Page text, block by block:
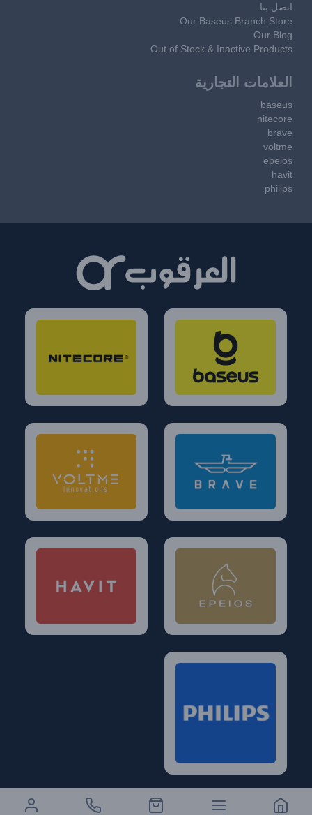
اتصل بنا
Our Baseus Branch Store
Our Blog
Out of Stock & Inactive Products
العلامات التجارية
baseus
nitecore
brave
voltme
epeios
havit
philips